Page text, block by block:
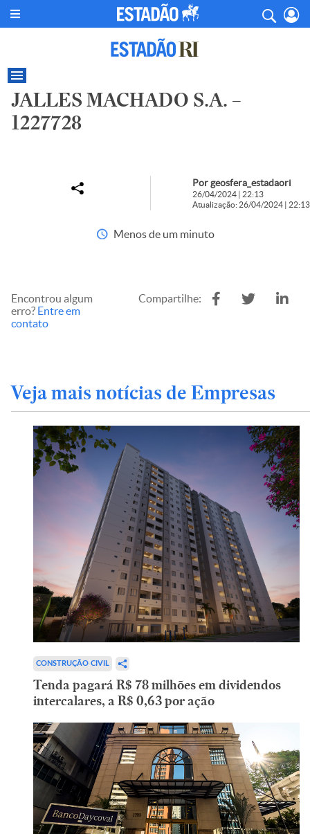
JALLES MACHADO S.A. –
1227728
Por geosfera_estadaori
26/04/2024 | 22:13
Atualização: 26/04/2024 | 22:13
Menos de um minuto
Encontrou algum
erro? Entre em
contato
Compartilhe:
Veja mais notícias de Empresas
CONSTRUÇÃO CIVIL
Tenda pagará R$ 78 milhões em dividendos
intercalares, a R$ 0,63 por ação